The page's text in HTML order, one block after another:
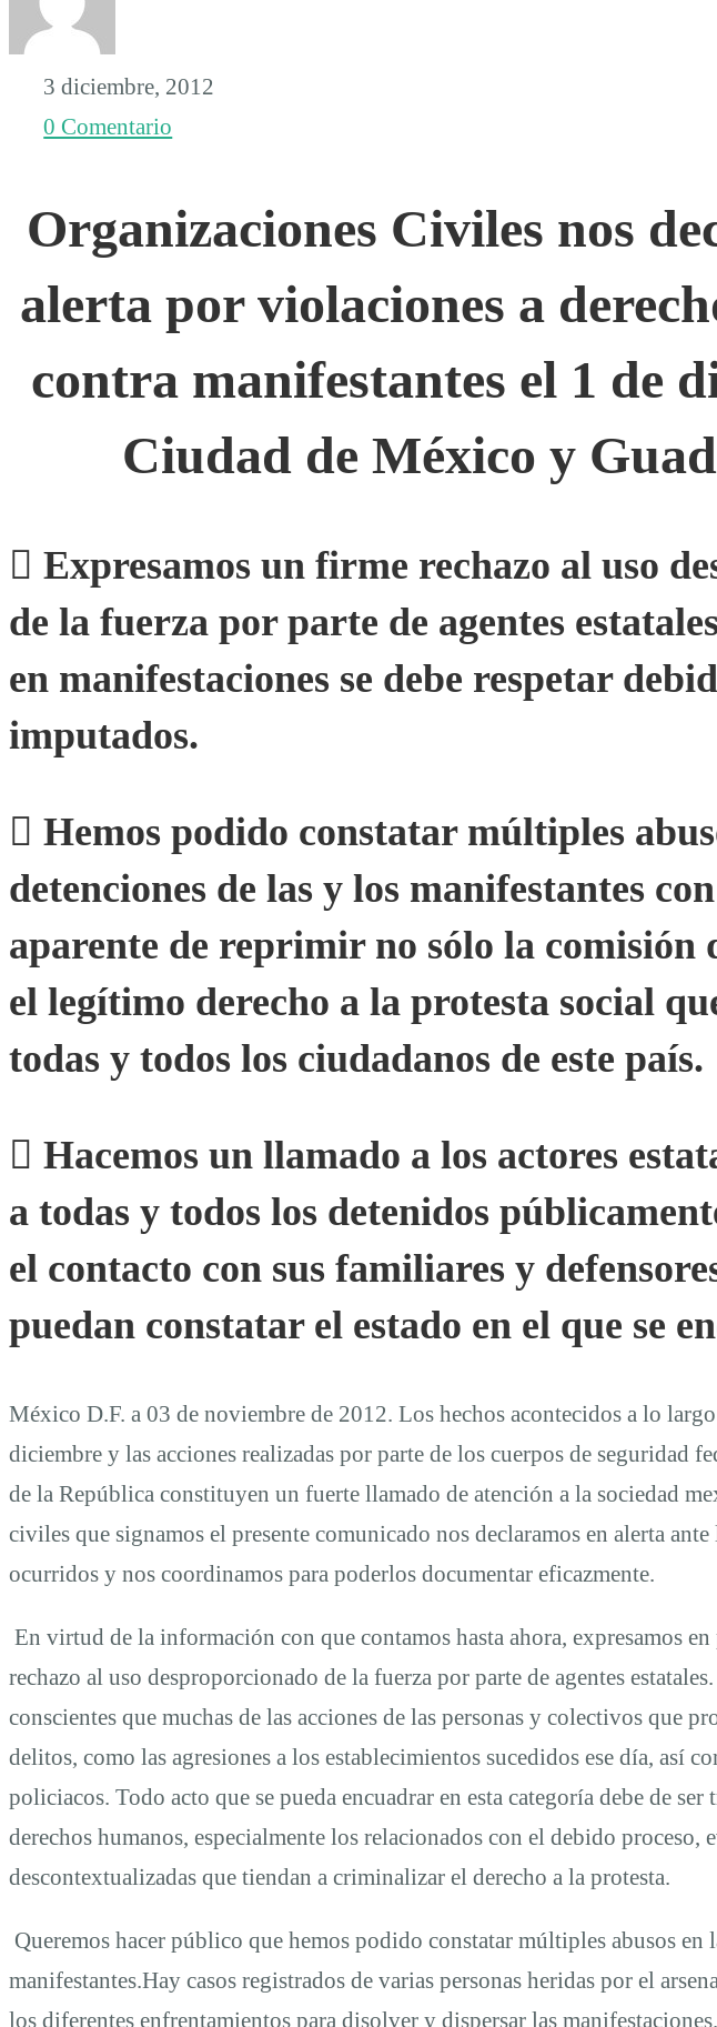
3 diciembre, 2012
0 Comentario
Organizaciones Civiles nos
alerta por violaciones a
contra manifestantes el 1 de
Ciudad de México y
 Expresamos un firme rechazo al uso
de la fuerza por parte de agentes
en manifestaciones se debe respetar
imputados.
 Hemos podido constatar múltiples
detenciones de las y los manifestantes
aparente de reprimir no sólo la comisión
el legítimo derecho a la protesta social
todas y todos los ciudadanos de este país.
 Hacemos un llamado a los actores
a todas y todos los detenidos
el contacto con sus familiares y
puedan constatar el estado en el que se
México D.F. a 03 de noviembre de 2012. Los hechos acontecidos a lo
diciembre y las acciones realizadas por parte de los cuerpos de seguridad
de la República constituyen un fuerte llamado de atención a la sociedad
civiles que signamos el presente comunicado nos declaramos en alerta
ocurridos y nos coordinamos para poderlos documentar eficazmente.
En virtud de la información con que contamos hasta ahora, expresamos
rechazo al uso desproporcionado de la fuerza por parte de agentes
conscientes que muchas de las acciones de las personas y colectivos que
delitos, como las agresiones a los establecimientos sucedidos ese día, así
policiacos. Todo acto que se pueda encuadrar en esta categoría debe de ser
derechos humanos, especialmente los relacionados con el debido proceso,
descontextualizadas que tiendan a criminalizar el derecho a la protesta.
Queremos hacer público que hemos podido constatar múltiples abusos en
manifestantes.Hay casos registrados de varias personas heridas por el
los diferentes enfrentamientos para disolver y dispersar las